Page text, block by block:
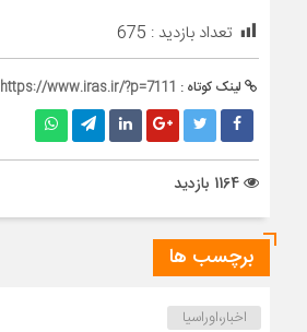
تعداد بازدید : 675
لینک کوتاه : https://www.iras.ir/?p=7111
برچسب ها
اخبار،اوراسیا